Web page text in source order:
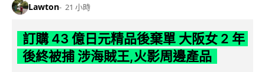
Lawton 21 小時
訂購 43 億日元精品後棄單 大阪女 2 年
後終被捕 涉海賊王,火影周邊產品